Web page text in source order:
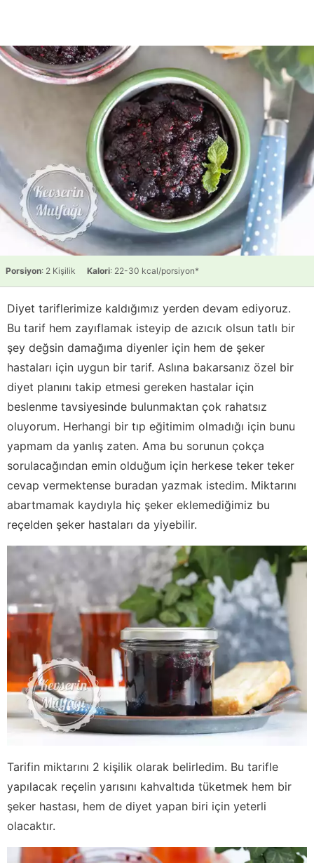
Porsiyon: 2 Kişilik Kalori: 22-30 kcal/porsiyon*
Diyet tariflerimize kaldığımız yerden devam ediyoruz.
Bu tarif hem zayıflamak isteyip de azıcık olsun tatlı bir
şey değsin damağıma diyenler için hem de şeker
hastaları için uygun bir tarif. Aslına bakarsanız özel bir
diyet planını takip etmesi gereken hastalar için
beslenme tavsiyesinde bulunmaktan çok rahatsız
oluyorum. Herhangi bir tıp eğitimim olmadığı için bunu
yapmam da yanlış zaten. Ama bu sorunun çokça
sorulacağından emin olduğum için herkese teker teker
cevap vermektense buradan yazmak istedim. Miktarını
abartmamak kaydıyla hiç şeker eklemediğimiz bu
reçelden şeker hastaları da yiyebilir.
Tarifin miktarını 2 kişilik olarak belirledim. Bu tarifle
yapılacak reçelin yarısını kahvaltıda tüketmek hem bir
şeker hastası, hem de diyet yapan biri için yeterli
olacaktır.